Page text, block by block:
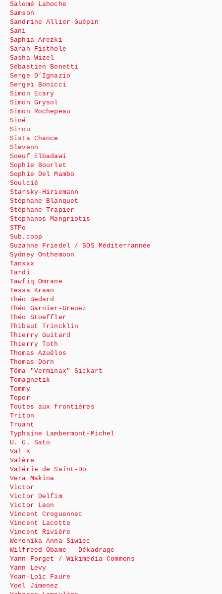
Salomé Lahoche
Samson
Sandrine Allier-Guépin
Sani
Saphia Arezki
Sarah Fisthole
Sasha Wizel
Sébastien Bonetti
Serge D’Ignazio
Sergeï Bonicci
Simon Ecary
Simon Grysol
Simon Rochepeau
Siné
Sirou
Sista Chance
Slevenn
Soeuf Elbadawi
Sophie Bourlet
Sophie Del Mambo
Soulcié
Starsky-Hiriemann
Stéphane Blanquet
Stéphane Trapier
Stephanos Mangriotis
STPo
Sub.coop
Suzanne Friedel / SOS Méditerrannée
Sydney Onthemoon
Tanxxx
Tardi
Tawfiq Omrane
Tessa Kraan
Théo Bedard
Théo Garnier-Greuez
Théo Stoeffler
Thibaut Trincklin
Thierry Guitard
Thierry Toth
Thomas Azuélos
Thomas Dorn
Tôma "Verminax" Sickart
Tomagnetik
Tommy
Topor
Toutes aux frontières
Triton
Truant
Typhaine Lambermont-Michel
U. G. Sato
Val K
Valère
Valérie de Saint-Do
Vera Makina
Victor
Victor Delfim
Victor Leon
Vincent Croguennec
Vincent Lacotte
Vincent Rivière
Weronika Anna Siwiec
Wilfreed Obame – Dékadrage
Yann Forget / Wikimedia Commons
Yann Levy
Yoan-Loïc Faure
Yoel Jimenez